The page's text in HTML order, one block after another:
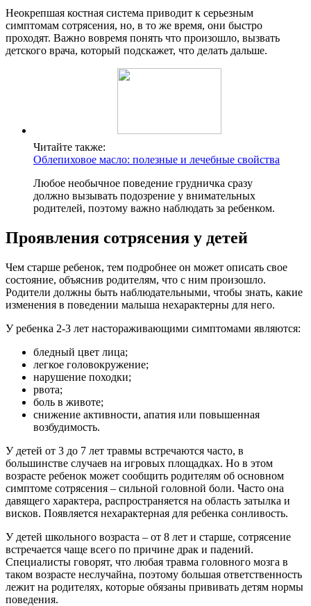
Неокрепшая костная система приводит к серьезным
симптомам сотрясения, но, в то же время, они быстро
проходят. Важно вовремя понять что произошло, вызвать
детского врача, который подскажет, что делать дальше.
Читайте также:
Облепиховое масло: полезные и лечебные свойства
Любое необычное поведение грудничка сразу
должно вызывать подозрение у внимательных
родителей, поэтому важно наблюдать за ребенком.
Проявления сотрясения у детей
Чем старше ребенок, тем подробнее он может описать свое
состояние, объяснив родителям, что с ним произошло.
Родители должны быть наблюдательными, чтобы знать, какие
изменения в поведении малыша нехарактерны для него.
У ребенка 2-3 лет настораживающими симптомами являются:
бледный цвет лица;
легкое головокружение;
нарушение походки;
рвота;
боль в животе;
снижение активности, апатия или повышенная
возбудимость.
У детей от 3 до 7 лет травмы встречаются часто, в
большинстве случаев на игровых площадках. Но в этом
возрасте ребенок может сообщить родителям об основном
симптоме сотрясения – сильной головной боли. Часто она
давящего характера, распространяется на область затылка и
висков. Появляется нехарактерная для ребенка сонливость.
У детей школьного возраста – от 8 лет и старше, сотрясение
встречается чаще всего по причине драк и падений.
Специалисты говорят, что любая травма головного мозга в
таком возрасте неслучайна, поэтому большая ответственность
лежит на родителях, которые обязаны прививать детям нормы
поведения.